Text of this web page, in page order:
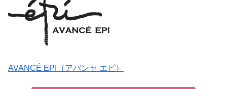
AVANCÉ EPI（アバンセ エピ）